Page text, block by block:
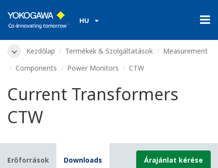
HU
Kezdőlap Termékek & Szolgáltatások
Measurement
Components
Power Monitors CTW
Current Transformers
CTW
Erőforrások Downloads Árajánlat kérése